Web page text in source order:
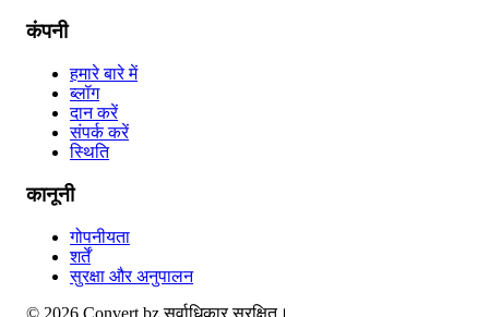
कंपनी
हमारे बारे में
ब्लॉग
दान करें
संपर्क करें
स्थिति
कानूनी
गोपनीयता
शर्तें
सुरक्षा और अनुपालन
© 2026 Convert.bzसर्वाधिकार सुरक्षित।